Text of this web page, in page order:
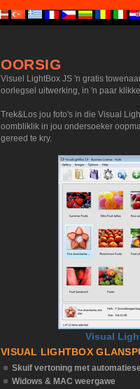
OORSIG
Visuel LightBox JS 'n gratis
oorlegsel uitwerking, in 'n paar
Trek&Los jou foto's in die Visual
oombliklik in jou ondersoeker
gereed te kry.
Visual
VISUAL LIGHTBOX
Skuif vertoning met
Widows & MAC weergawe